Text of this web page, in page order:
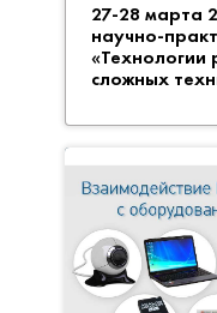
27-28 марта
научно-
«Технологии
сложных